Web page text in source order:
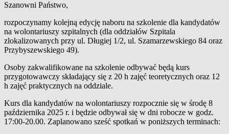
Szanowni Państwo,
rozpoczynamy kolejną edycję naboru na szkolenie dla kandydatów
na wolontariuszy szpitalnych (dla oddziałów Szpitala
zlokalizowanych przy ul. Długiej 1/2, ul. Szamarzewskiego 84 oraz
Przybyszewskiego 49).
Osoby zakwalifikowane na szkolenie odbywać będą kurs
przygotowawczy składający się z 20 h zajęć teoretycznych oraz 12
h zajęć praktycznych na oddziale.
Kurs dla kandydatów na wolontariuszy rozpocznie się w środę 8
października 2025 r. i będzie odbywał się w dni robocze w godz.
17:00-20.00. Zaplanowano sześć spotkań w poniższych terminach: